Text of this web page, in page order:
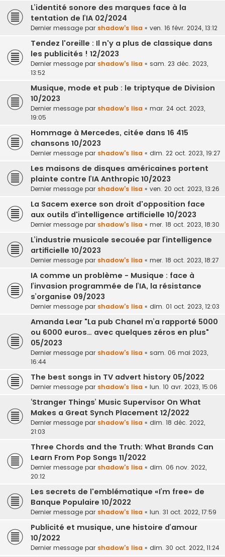
L’identité sonore des marques face à la
tentation de l’IA 02/2024
Dernier message par shadow's lisa « ven. 16 févr. 2024, 13:12
Tendez l'oreille : Il n'y a plus de classique dans
les publicités ! 12/2023
Dernier message par shadow's lisa « sam. 23 déc. 2023,
13:52
Musique, mode et pub : le triptyque de Division
10/2023
Dernier message par shadow's lisa « mar. 24 oct. 2023,
19:05
Hommage à Mercedes, citée dans 16 415
chansons 10/2023
Dernier message par shadow's lisa « dim. 22 oct. 2023, 19:27
Les maisons de disques américaines portent
plainte contre l’IA Anthropic 10/2023
Dernier message par shadow's lisa « ven. 20 oct. 2023, 13:26
La Sacem exerce son droit d'opposition face
aux outils d'intelligence artificielle 10/2023
Dernier message par shadow's lisa « mer. 18 oct. 2023, 18:30
L’industrie musicale secouée par l’intelligence
artificielle 10/2023
Dernier message par shadow's lisa « mer. 18 oct. 2023, 18:27
IA comme un problème - Musique : face à
l’invasion programmée de l’IA, la résistance
s’organise 09/2023
Dernier message par shadow's lisa « dim. 01 oct. 2023, 12:03
Amanda Lear "La pub Chanel m’a rapporté 5000
ou 6000 euros… avec quelques zéros en plus"
05/2023
Dernier message par shadow's lisa « sam. 06 mai 2023,
16:44
The best songs in TV advert history 05/2022
Dernier message par shadow's lisa « lun. 10 avr. 2023, 15:06
‘Stranger Things’ Music Supervisor On What
Makes a Great Synch Placement 12/2022
Dernier message par shadow's lisa « dim. 18 déc. 2022,
21:03
Three Chords and the Truth: What Brands Can
Learn From Pop Songs 11/2022
Dernier message par shadow's lisa « dim. 06 nov. 2022,
20:12
Les secrets de l'emblématique «I’m free» de
Banque Populaire 10/2022
Dernier message par shadow's lisa « lun. 31 oct. 2022, 17:59
Publicité et musique, une histoire d’amour
10/2022
Dernier message par shadow's lisa « dim. 30 oct. 2022, 11:24